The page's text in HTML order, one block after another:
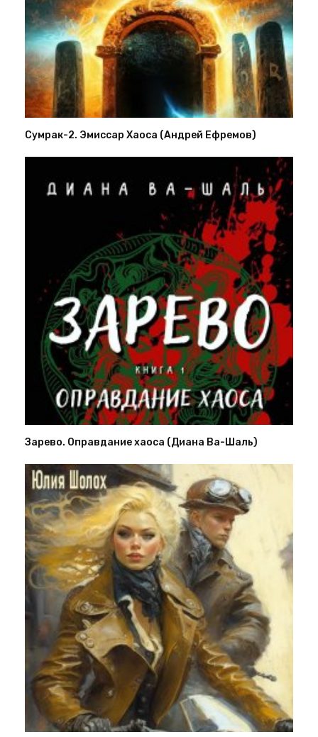
Сумрак-2. Эмиссар Хаоса (Андрей Ефремов)
Зарево. Оправдание хаоса (Диана Ва-Шаль)